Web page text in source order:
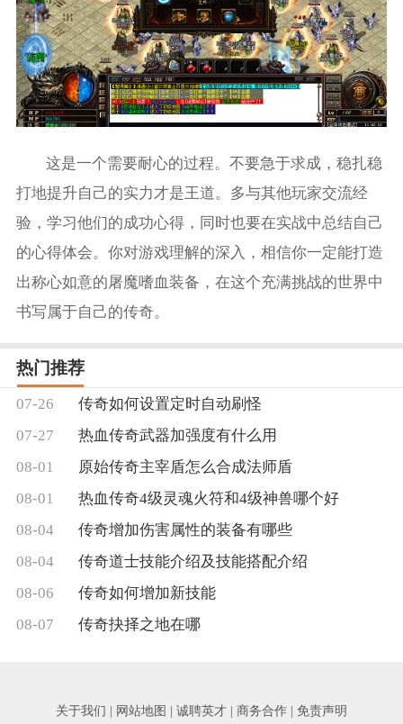
这是一个需要耐心的过程。不要急于求成，稳扎稳
打地提升自己的实力才是王道。多与其他玩家交流经
验，学习他们的成功心得，同时也要在实战中总结自己
的心得体会。你对游戏理解的深入，相信你一定能打造
出称心如意的屠魔嗜血装备，在这个充满挑战的世界中
书写属于自己的传奇。
热门推荐
07-26
传奇如何设置定时自动刷怪
07-27
热血传奇武器加强度有什么用
08-01
原始传奇主宰盾怎么合成法师盾
08-01
热血传奇4级灵魂火符和4级神兽哪个好
08-04
传奇增加伤害属性的装备有哪些
08-04
传奇道士技能介绍及技能搭配介绍
08-06
传奇如何增加新技能
08-07
传奇抉择之地在哪
关于我们 | 网站地图 | 诚聘英才 | 商务合作 | 免责声明